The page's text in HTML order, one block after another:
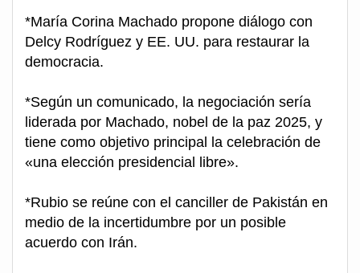
*María Corina Machado propone diálogo con
Delcy Rodríguez y EE. UU. para restaurar la
democracia.
*Según un comunicado, la negociación sería
liderada por Machado, nobel de la paz 2025, y
tiene como objetivo principal la celebración de
«una elección presidencial libre».
*Rubio se reúne con el canciller de Pakistán en
medio de la incertidumbre por un posible
acuerdo con Irán.